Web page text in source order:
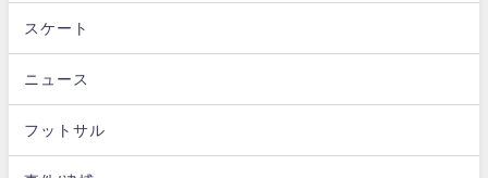
スケート
ニュース
フットサル